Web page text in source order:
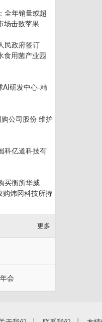
全年销量或超
场击败苹果
民政府签订
食用菌产业园
AI研发中心-精
公司股份 维护
科亿道科技有
买衡所华威
购炜冈科技所持
更多
会